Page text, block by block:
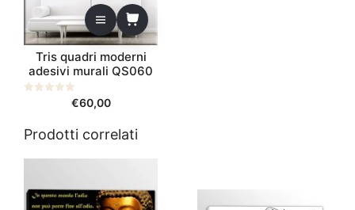
Tris quadri moderni
adesivi murali QS060
5
€60,00
Prodotti correlati
ha